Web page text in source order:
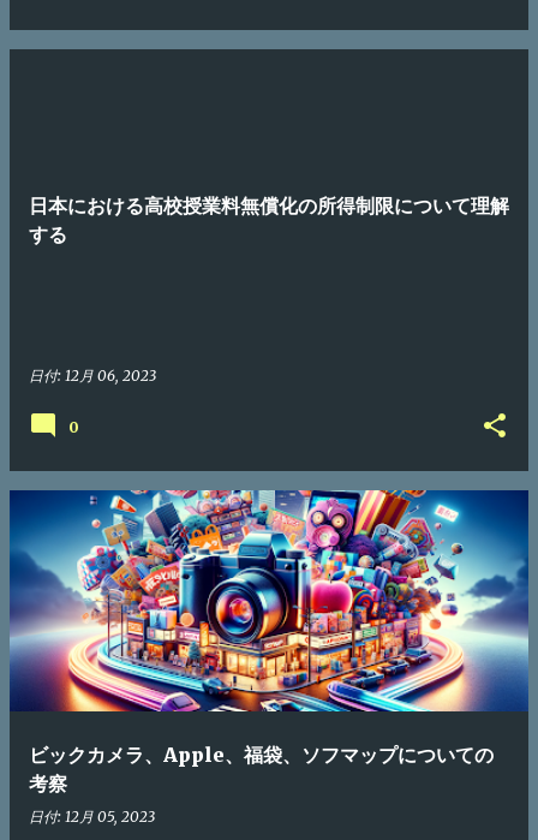
日本における高校授業料無償化の所得制限について理解
する
日付: 12月 06, 2023
0
ビックカメラ、Apple、福袋、ソフマップについての
考察
日付: 12月 05, 2023